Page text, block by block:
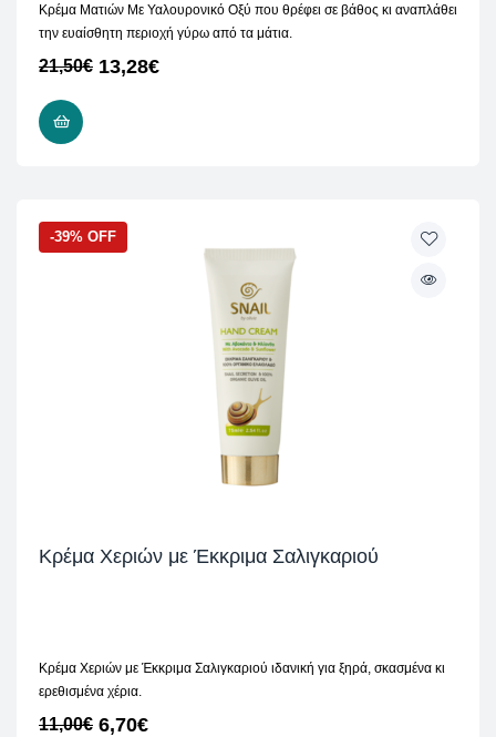
Κρέμα Ματιών Με Υαλουρονικό Οξύ που θρέφει σε βάθος κι αναπλάθει
την ευαίσθητη περιοχή γύρω από τα μάτια.
21,50€ 13,28€
-39% OFF
Κρέμα Χεριών με Έκκριμα Σαλιγκαριού
Κρέμα Χεριών με Έκκριμα Σαλιγκαριού ιδανική για ξηρά, σκασμένα κι
ερεθισμένα χέρια.
11,00€ 6,70€